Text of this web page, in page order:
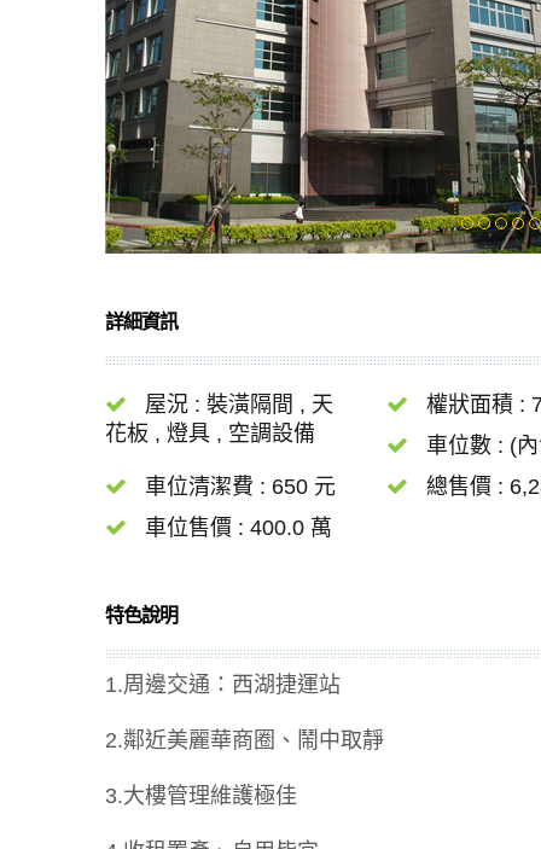
詳細資訊
屋況 : 裝潢隔間 , 天
花板 , 燈具 , 空調設備
權狀面積 :
車位數 : (
車位清潔費 : 650 元
總售價 :
車位售價 : 400.0 萬
特色說明
1.周邊交通：西湖捷運站
2.鄰近美麗華商圈、鬧中取靜
3.大樓管理維護極佳